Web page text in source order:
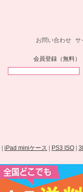
お問い合わせ サ
会員登録（無料）
iPad miniケース PS3 ISO